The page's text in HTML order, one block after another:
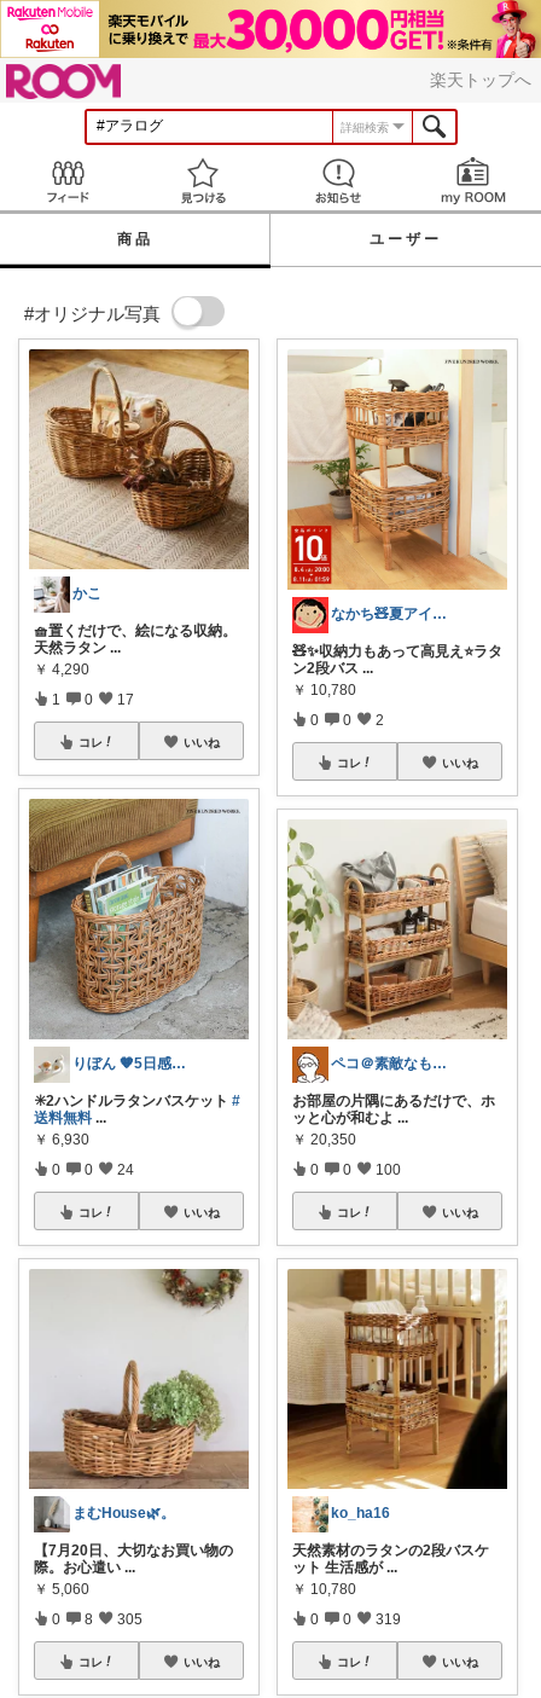
楽天トップへ
詳細検索
見つける お知らせ
商品 ユーザー
#オリジナル写真
かこ
🧺置くだけで、絵になる収納。
天然ラタン ...
￥ 4,290
1 0 17
コレ いいね
りぼん 🧡5日感謝です🫶
✳️2ハンドルラタンバスケット #
送料無料 ...
￥ 6,930
0 0 24
コレ いいね
まむHouse🌿。
【7月20日、大切なお買い物の
際。お心遣い ...
￥ 5,060
0 8 305
コレ いいね
なかち🧸夏アイテム＆便利グッズ✨
🧸✨収納力もあって高見え⭐️ラタ
ン2段バス ...
￥ 10,780
0 0 2
コレ いいね
ペコ＠素敵なものを紹介しています
お部屋の片隅にあるだけで、ホ
ッと心が和むよ ...
￥ 20,350
0 0 100
コレ いいね
ko_ha16
天然素材のラタンの2段バスケ
ット 生活感が ...
￥ 10,780
0 0 319
コレ いいね